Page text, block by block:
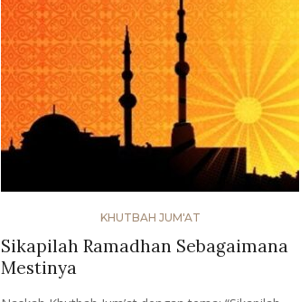
KHUTBAH JUM'AT
Sikapilah Ramadhan Sebagaimana
Mestinya